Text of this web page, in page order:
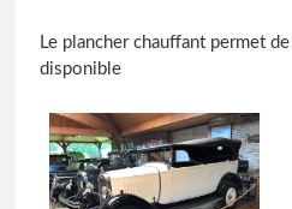
Le plancher chauffant permet
disponible